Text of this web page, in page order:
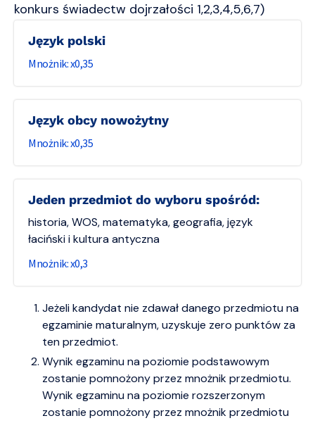
konkurs świadectw dojrzałości 1,2,3,4,5,6,7)
język polski
0,35
język obcy nowożytny
0,35
jeden przedmiot do wyboru spośród:
historia, WOS, matematyka, geografia, język
łaciński i kultura antyczna
0,3
Jeżeli kandydat nie zdawał danego przedmiotu na
egzaminie maturalnym, uzyskuje zero punktów za
ten przedmiot.
Wynik egzaminu na poziomie podstawowym
zostanie pomnożony przez mnożnik przedmiotu.
Wynik egzaminu na poziomie rozszerzonym
zostanie pomnożony przez mnożnik przedmiotu